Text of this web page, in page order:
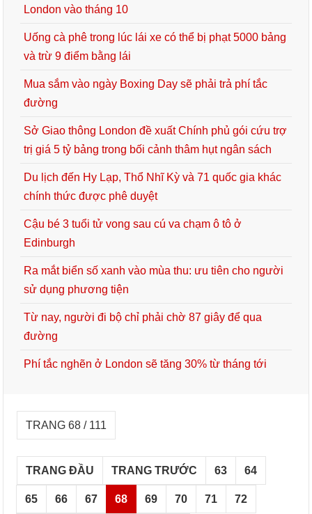
London vào tháng 10
Uống cà phê trong lúc lái xe có thể bị phạt 5000 bảng
và trừ 9 điểm bằng lái
Mua sắm vào ngày Boxing Day sẽ phải trả phí tắc
đường
Sở Giao thông London đề xuất Chính phủ gói cứu trợ
trị giá 5 tỷ bảng trong bối cảnh thâm hụt ngân sách
Du lịch đến Hy Lạp, Thổ Nhĩ Kỳ và 71 quốc gia khác
chính thức được phê duyệt
Cậu bé 3 tuổi tử vong sau cú va chạm ô tô ở
Edinburgh
Ra mắt biển số xanh vào mùa thu: ưu tiên cho người
sử dụng phương tiện
Từ nay, người đi bộ chỉ phải chờ 87 giây để qua
đường
Phí tắc nghẽn ở London sẽ tăng 30% từ tháng tới
TRANG 68 / 111
TRANG ĐẦU TRANG TRƯỚC 63 64
65 66 67 68 69 70 71 72